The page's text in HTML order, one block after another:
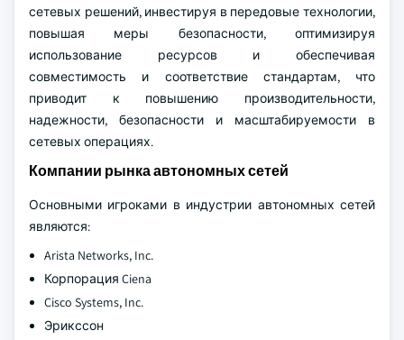
сетевых решений, инвестируя в передовые технологии,
повышая меры безопасности, оптимизируя
использование ресурсов и обеспечивая
совместимость и соответствие стандартам, что
приводит к повышению производительности,
надежности, безопасности и масштабируемости в
сетевых операциях.
Компании рынка автономных сетей
Основными игроками в индустрии автономных сетей
являются:
Arista Networks, Inc.
Корпорация Ciena
Cisco Systems, Inc.
Эрикссон